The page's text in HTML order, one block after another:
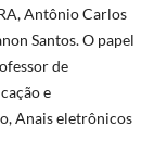
Antônio Carlos
Santos. O papel
de
e
Anais eletrônicos